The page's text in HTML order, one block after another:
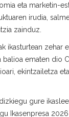
eta marketin-
irudia,
zainduz.
ikasturtean zehar
balioa ematen dio
ekintzailetza
gure
Ikasenpresa